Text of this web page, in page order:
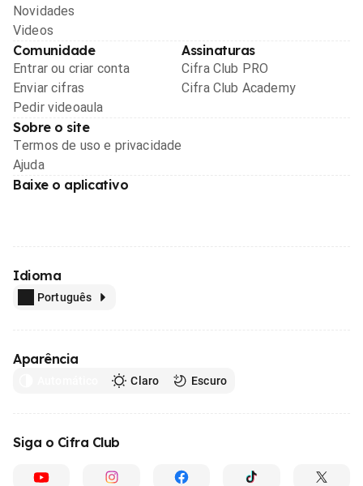
Novidades
Videos
Comunidade
Entrar ou criar conta
Enviar cifras
Pedir videoaula
Assinaturas
Cifra Club PRO
Cifra Club Academy
Sobre o site
Termos de uso e privacidade
Ajuda
Baixe o aplicativo
Idioma
Português
Aparência
Claro Escuro
Siga o Cifra Club